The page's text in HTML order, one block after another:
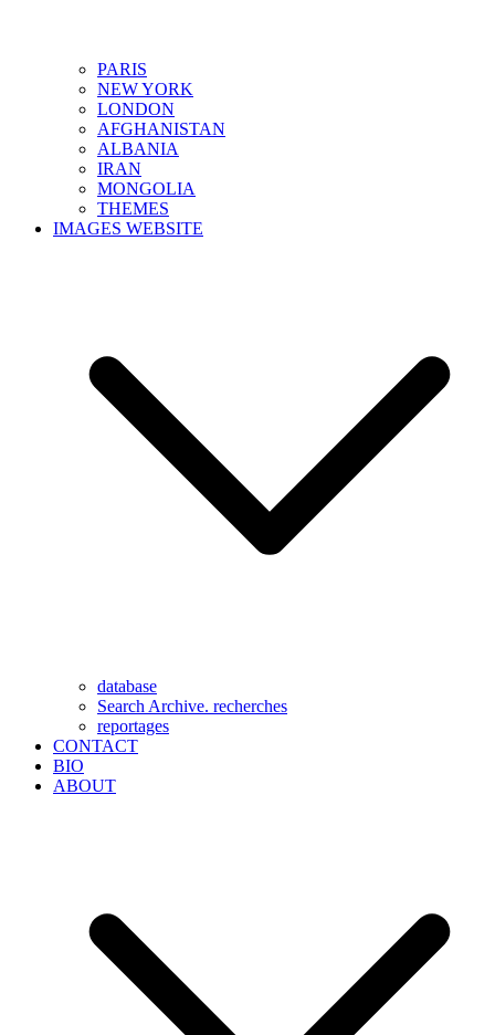
PARIS
NEW YORK
LONDON
AFGHANISTAN
ALBANIA
IRAN
MONGOLIA
THEMES
IMAGES WEBSITE
database
Search Archive. recherches
reportages
CONTACT
BIO
ABOUT